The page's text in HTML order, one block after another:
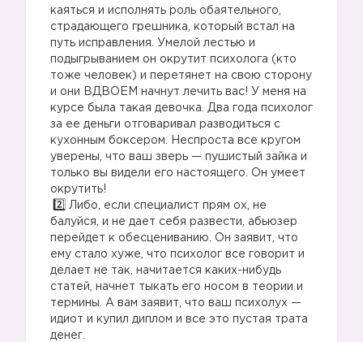
каяться и исполнять роль обаятельного,
страдающего грешника, который встал на
путь исправления. Умелой лестью и
подыгрыванием он окрутит психолога (кто
тоже человек) и перетянет на свою сторону
и они ВДВОЕМ начнут лечить вас! У меня на
курсе была такая девочка. Два года психолог
за ее деньги отговаривал разводиться с
кухонным боксером. Неспроста все кругом
уверены, что ваш зверь — пушистый зайка и
только вы видели его настоящего. Он умеет
окрутить!
Либо, если специалист прям ох, не
балуйся, и не дает себя развести, абьюзер
перейдет к обесцениванию. Он заявит, что
ему стало хуже, что психолог все говорит и
делает не так, начитается каких-нибудь
статей, начнет тыкать его носом в теории и
термины. А вам заявит, что ваш психолух —
идиот и купил диплом и все это пустая трата
денег.